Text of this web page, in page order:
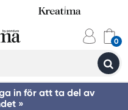
in för att ta del av
»